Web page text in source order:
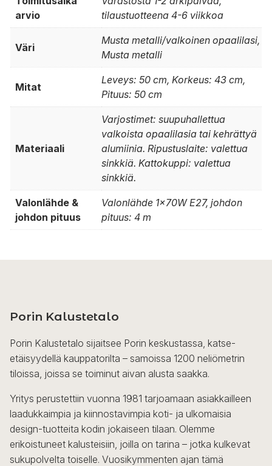
arvio
tilaustuotteena 4-6 viikkoa
Väri
Musta metalli/valkoinen opaalilasi,
Musta metalli
Mitat
Leveys: 50 cm, Korkeus: 43 cm,
Pituus: 50 cm
Materiaali
Varjostimet: suupuhallettua
valkoista opaalilasia tai kehrättyä
alumiinia. Ripustuslaite: valettua
sinkkiä. Kattokuppi: valettua
sinkkiä.
Valonlähde &
johdon pituus
Valonlähde 1x70W E27, johdon
pituus: 4 m
Porin Kalustetalo
Porin Kalustetalo sijaitsee Porin keskustassa, katse-
etäisyydellä kauppatorilta – samoissa 1200 neliömetrin
tiloissa, joissa se toiminut aivan alusta saakka.
Yritys perustettiin vuonna 1981 tarjoamaan asiakkailleen
laadukkaimpia ja kiinnostavimpia koti- ja ulkomaisia
design-tuotteita kodin jokaiseen tilaan. Olemme
erikoistuneet kalusteisiin, joilla on tarina – jotka kulkevat
sukupolvelta toiselle. Vuosikymmenten ajan tämä